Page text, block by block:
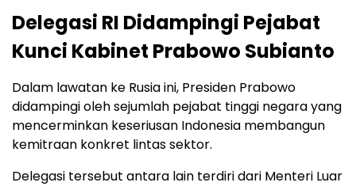
Delegasi RI Didampingi Pejabat
Kunci Kabinet Prabowo Subianto
Dalam lawatan ke Rusia ini, Presiden Prabowo
didampingi oleh sejumlah pejabat tinggi negara yang
mencerminkan keseriusan Indonesia membangun
kemitraan konkret lintas sektor.
Delegasi tersebut antara lain terdiri dari Menteri Luar